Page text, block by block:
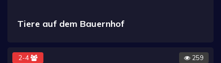
Tiere auf dem Bauernhof
2-4 259